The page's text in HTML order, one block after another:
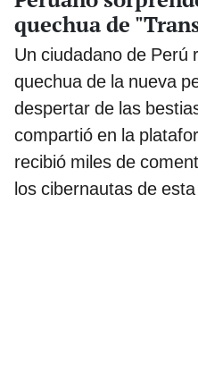
quechua de
Un ciudadano de Perú
quechua de la nueva
despertar de las
compartió en la
recibió miles de
los cibernautas de